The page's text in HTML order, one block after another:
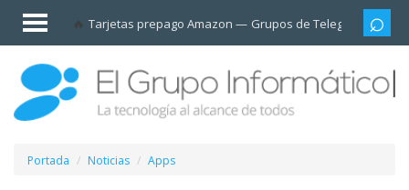
Tarjetas prepago Amazon Grupos de Telegram
Invitado
Iniciar
sesión /
Registrarse
Esenciales
Móviles
Portada Noticias Apps